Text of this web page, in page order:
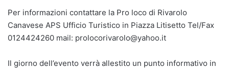
Per informazioni contattare la Pro loco di Rivarolo
Canavese APS Ufficio Turistico in Piazza Litisetto Tel/Fax
0124424260 mail: prolocorivarolo@yahoo.it
Il giorno dell’evento verrà allestito un punto informativo in